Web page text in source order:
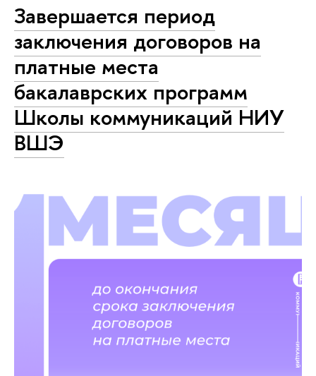
Завершается период
заключения договоров на
платные места
бакалаврских программ
Школы коммуникаций НИУ
ВШЭ